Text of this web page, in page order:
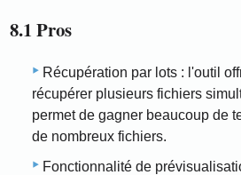
8.1 Pros
Récupération par lots : l'outil
récupérer plusieurs fichiers
permet de gagner beaucoup de
de nombreux fichiers.
Fonctionnalité de